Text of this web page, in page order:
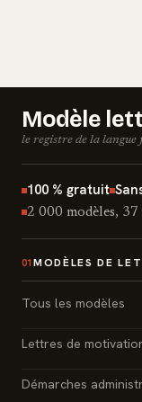
Modèle
le registre de la langue
100 % gratuit
2 000 modèles,
01 MODÈLES DE
Tous les modèles
Lettres de
Démarches